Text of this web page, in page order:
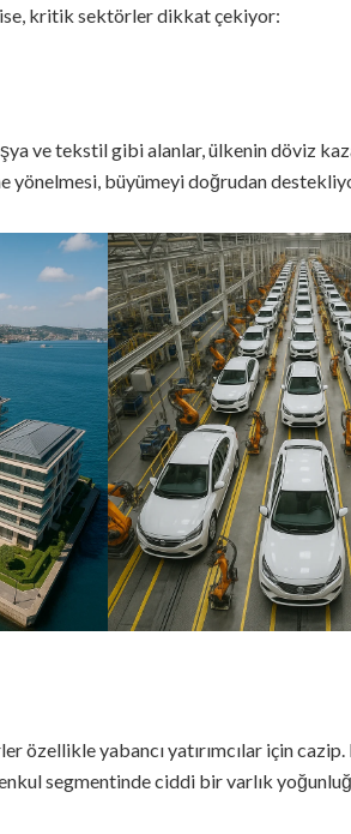
kritik sektörler dikkat çekiyor:
ve tekstil gibi alanlar, ülkenin döviz
yönelmesi, büyümeyi doğrudan
özellikle yabancı yatırımcılar için cazip.
segmentinde ciddi bir varlık